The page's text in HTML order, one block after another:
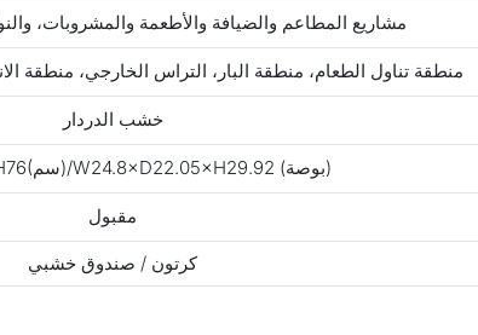
مشاريع المطاعم والضيافة والأطعمة والمشروبات،
منطقة تناول الطعام، منطقة البار، التراس الخارجي، منطقة
خشب الدردار
W63×D56×H76(سم)/W24.8×D22.05×H29.92 (بوصة)
مقبول
كرتون / صندوق خشبي